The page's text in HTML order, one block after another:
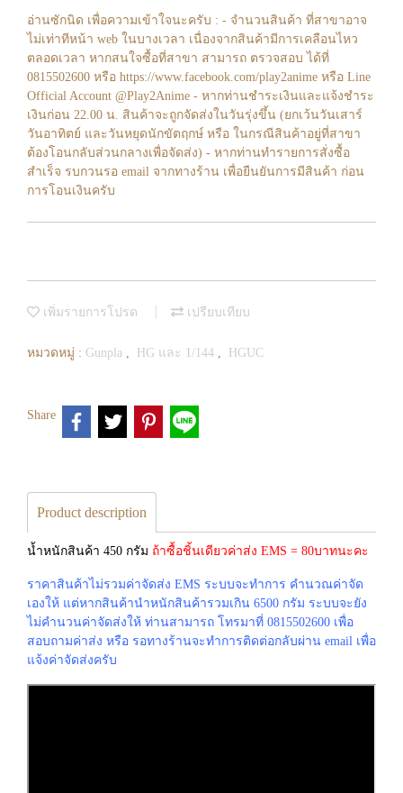
อ่านซักนิด เพื่อความเข้าใจนะครับ : - จำนวนสินค้า ที่สาขาอาจ
ไม่เท่าทีหน้า web ในบางเวลา เนื่องจากสินค้ามีการเคลือนไหว
ตลอดเวลา หากสนใจซื้อที่สาขา สามารถ ตรวจสอบ ได้ที่
0815502600 หรือ https://www.facebook.com/play2anime หรือ Line
Official Account @Play2Anime - หากท่านชำระเงินและแจ้งชำระ
เงินก่อน 22.00 น. สินค้าจะถูกจัดส่งในวันรุ่งขึ้น (ยกเว้นวันเสาร์
วันอาทิตย์ และวันหยุดนักขัตฤกษ์ หรือ ในกรณีสินค้าอยู่ที่สาขา
ต้องโอนกลับส่วนกลางเพื่อจัดส่ง) - หากท่านทำรายการสั่งซื้อ
สำเร็จ รบกวนรอ email จากทางร้าน เพื่อยืนยันการมีสินค้า ก่อน
การโอนเงินครับ
เพิ่มรายการโปรด เปรียบเทียบ
หมวดหมู่ : Gunpla , HG และ 1/144 , HGUC
Share
Product description
น้ำหนักสินค้า 450 กรัม ถ้าซื้อชิ้นเดียวค่าส่ง EMS = 80บาทนะคะ
ราคาสินค้าไม่รวมค่าจัดส่ง EMS ระบบจะทำการ คำนวณค่าจัด
เองให้ แต่หากสินค้านำหนักสินค้ารวมเกิน 6500 กรัม ระบบจะยัง
ไม่คำนวนค่าจัดส่งให้ ท่านสามารถ โทรมาที่ 0815502600 เพื่อ
สอบถามค่าส่ง หรือ รอทางร้านจะทำการติดต่อกลับผ่าน email เพื่อ
แจ้งค่าจัดส่งครับ